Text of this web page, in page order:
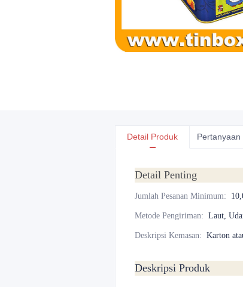
Detail Produk
Detail Penting
Jumlah Pesanan Minimum:
Metode Pengiriman: Laut,
Deskripsi Kemasan: Karton
Deskripsi Produk